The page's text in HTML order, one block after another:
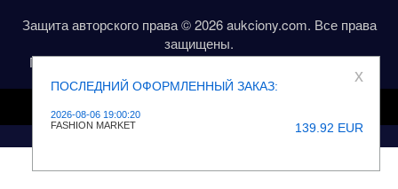
ПОСЛЕДНИЙ ОФОРМЛЕННЫЙ ЗАКАЗ:
139.92 EUR
2026-08-06 19:00:20
FASHION MARKET
x
Защита авторского права © 2026 aukciony.com. Все права
защищены.
Покупайте товары в Европе через сервис aukciony.com
Полная версия сайта